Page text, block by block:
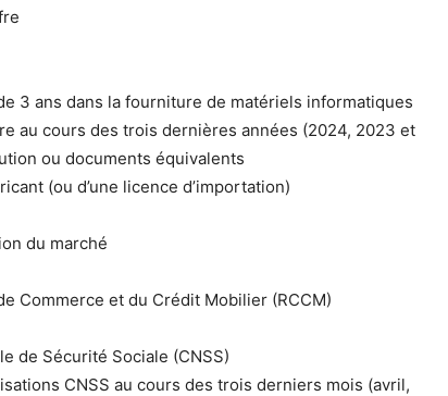
3 ans dans la fourniture de matériels informatiques
au cours des trois dernières années (2024, 2023 et
ou documents équivalents
(ou d’une licence d’importation)
du marché
Commerce et du Crédit Mobilier (RCCM)
de Sécurité Sociale (CNSS)
CNSS au cours des trois derniers mois (avril,